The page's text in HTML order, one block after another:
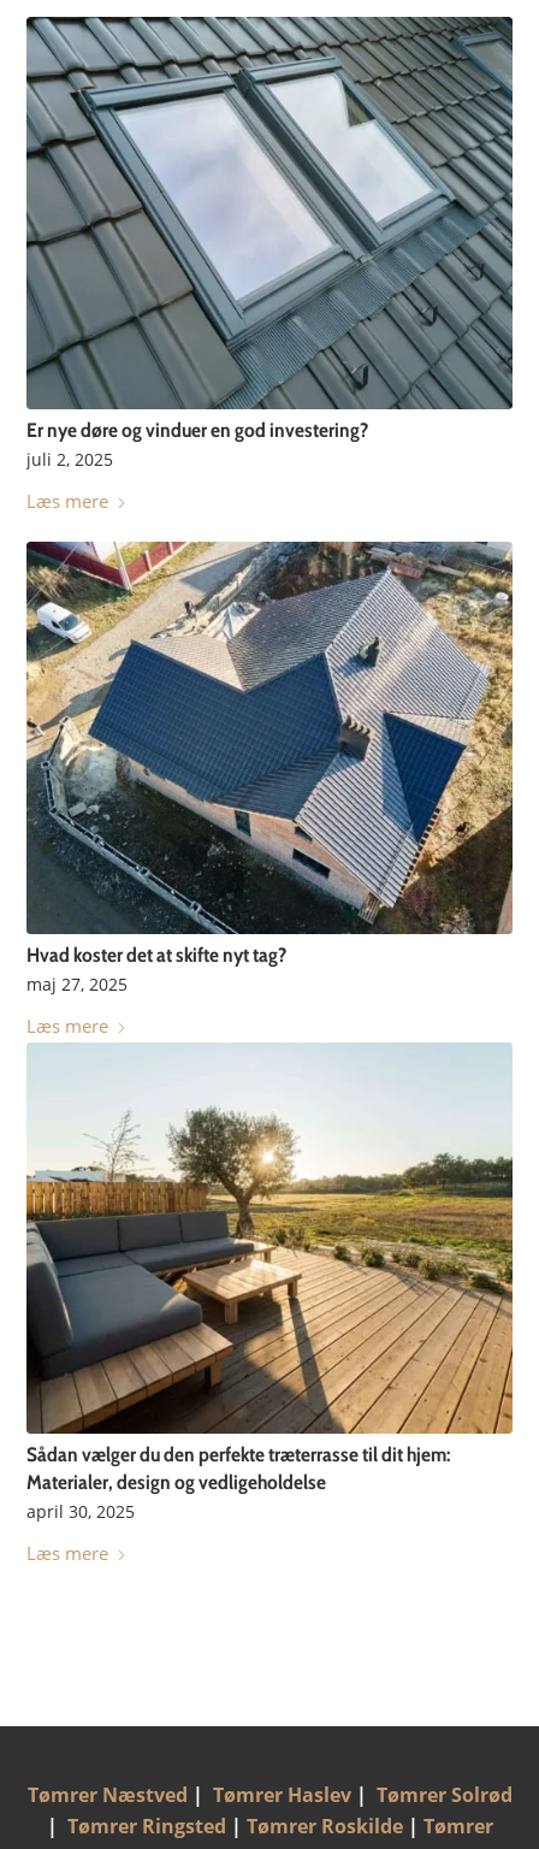
Er nye døre og vinduer en god investering?
juli 2, 2025
Læs mere
Hvad koster det at skifte nyt tag?
maj 27, 2025
Læs mere
Sådan vælger du den perfekte træterrasse til dit hjem:
Materialer, design og vedligeholdelse
april 30, 2025
Læs mere
Tømrer Næstved | Tømrer Haslev| Tømrer Solrød
| Tømrer Ringsted | Tømrer Roskilde| Tømrer